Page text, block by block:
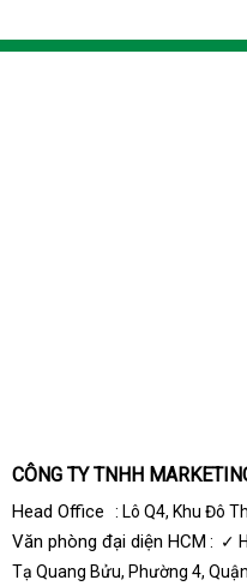
CÔNG TY TNHH
Head Office : Lô Q4, Khu Đô
Văn phòng đại diện HCM : ✓
Tạ Quang Bửu, Phường 4,